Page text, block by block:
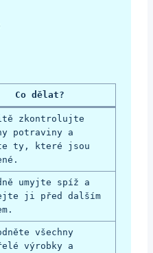
Co dělat?
zkontrolujte
potraviny a
ty, které jsou
umyjte spíž a
ji před dalším
všechny
výrobky a